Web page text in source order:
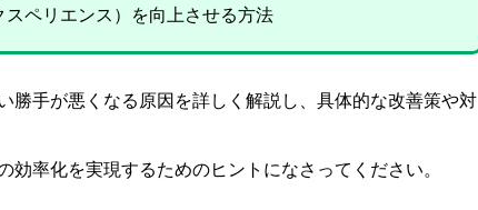
スペリエンス）を向上させる方法
勝手が悪くなる原因を詳しく解説し、具体的な改善策や対
効率化を実現するためのヒントになさってください。